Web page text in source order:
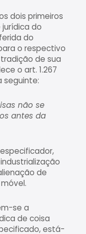
dois primeiros
do
do
o respectivo
de sua
o art. 1.267
seguinte:
não se
antes da
de
se a
de coisa
está-